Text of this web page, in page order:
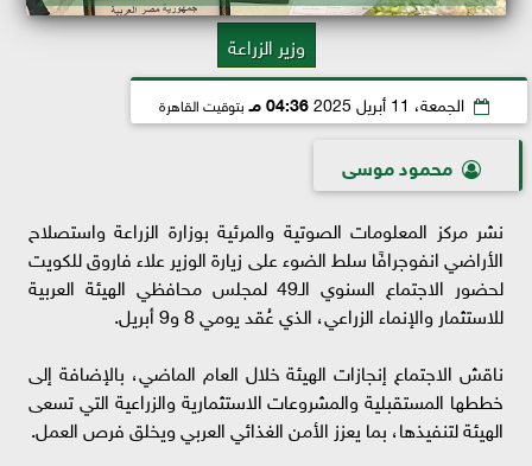
وزير الزراعة
الجمعة، 11 أبريل 2025 04:36 مـ بتوقيت القاهرة
محمود موسى
نشر مركز المعلومات الصوتية والمرئية بوزارة الزراعة واستصلاح
الأراضي انفوجرافًا سلط الضوء على زيارة الوزير علاء فاروق للكويت
لحضور الاجتماع السنوي الـ49 لمجلس محافظي الهيئة العربية
للاستثمار والإنماء الزراعي، الذي عُقد يومي 8 و9 أبريل.
ناقش الاجتماع إنجازات الهيئة خلال العام الماضي، بالإضافة إلى
خططها المستقبلية والمشروعات الاستثمارية والزراعية التي تسعى
الهيئة لتنفيذها، بما يعزز الأمن الغذائي العربي ويخلق فرص العمل.